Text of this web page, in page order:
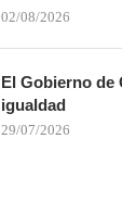
02/08/2026
El Gobierno de
igualdad
29/07/2026